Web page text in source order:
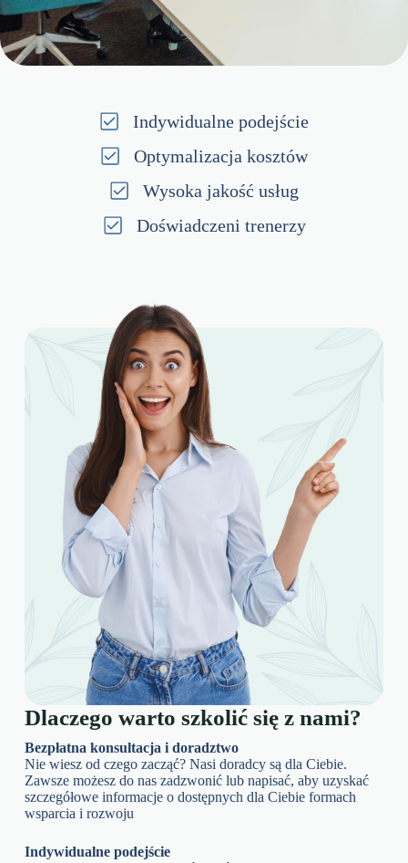
Indywidualne podejście
Optymalizacja kosztów
Wysoka jakość usług
Doświadczeni trenerzy
Dlaczego warto szkolić się z nami?
Bezpłatna konsultacja i doradztwo
Nie wiesz od czego zacząć? Nasi doradcy są dla Ciebie.
Zawsze możesz do nas zadzwonić lub napisać, aby uzyskać
szczegółowe informacje o dostępnych dla Ciebie formach
wsparcia i rozwoju
Indywidualne podejście